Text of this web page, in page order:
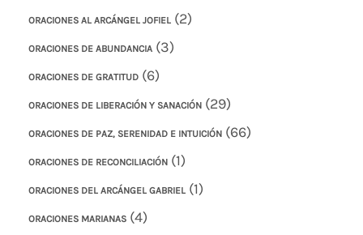
ORACIONES AL ARCÁNGEL JOFIEL (2)
ORACIONES DE ABUNDANCIA (3)
ORACIONES DE GRATITUD (6)
ORACIONES DE LIBERACIÓN Y SANACIÓN (29)
ORACIONES DE PAZ, SERENIDAD E INTUICIÓN (66)
ORACIONES DE RECONCILIACIÓN (1)
ORACIONES DEL ARCÁNGEL GABRIEL (1)
ORACIONES MARIANAS (4)